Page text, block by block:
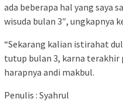
ada beberapa hal yang saya
wisuda bulan 3″, ungkapnya
“Sekarang kalian istirahat
tutup bulan 3, karna terakhir
harapnya andi makbul.
Penulis : Syahrul